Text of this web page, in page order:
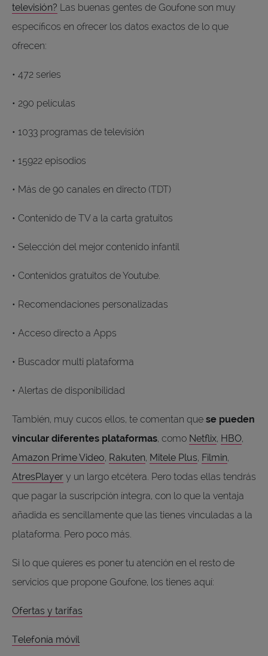
televisión? Las buenas gentes de Goufone son muy
específicos en ofrecer los datos exactos de lo que
ofrecen:
• 472 series
• 290 películas
• 1033 programas de televisión
• 15922 episodios
• Más de 90 canales en directo (TDT)
• Contenido de TV a la carta gratuitos
• Selección del mejor contenido infantil
• Contenidos gratuitos de Youtube.
• Recomendaciones personalizadas
• Acceso directo a Apps
• Buscador multi plataforma
• Alertas de disponibilidad
También, muy cucos ellos, te comentan que se pueden
vincular diferentes plataformas, como Netflix, HBO,
Amazon Prime Video, Rakuten, Mitele Plus, Filmin,
AtresPlayer y un largo etcétera. Pero todas ellas tendrás
que pagar la suscripción íntegra, con lo que la ventaja
añadida es sencillamente que las tienes vinculadas a la
plataforma. Pero poco más.
Si lo que quieres es poner tu atención en el resto de
servicios que propone Goufone, los tienes aquí:
Ofertas y tarifas
Telefonía móvil